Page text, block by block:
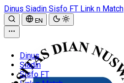
Dinus Siadin Sisfo FT Link n Match
EN
Dinus
Siadin
Sisfo FT